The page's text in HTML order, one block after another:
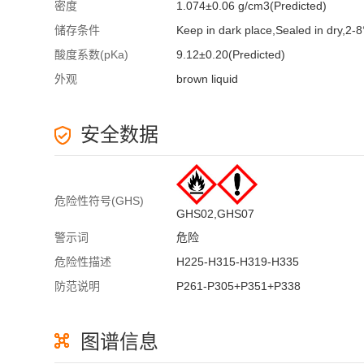
密度
1.074±0.06 g/cm3(Predicted)
储存条件
Keep in dark place,Sealed in dry,2-
酸度系数(pKa)
9.12±0.20(Predicted)
外观
brown liquid
安全数据
危险性符号(GHS)
GHS02,GHS07
警示词
危险
危险性描述
H225-H315-H319-H335
防范说明
P261-P305+P351+P338
图谱信息